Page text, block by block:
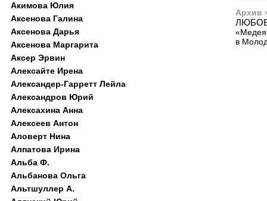
Архив
в
Акимова Юлия
Аксенова Галина
Аксенова Дарья
Аксенова Маргарита
Аксер Эрвин
Алексайте Ирена
Александер-Гарретт Лейла
Александров Юрий
Алексахина Анна
Алексеев Антон
Аловерт Нина
Алпатова Ирина
Альба Ф.
Альбанова Ольга
Альтшуллер А.